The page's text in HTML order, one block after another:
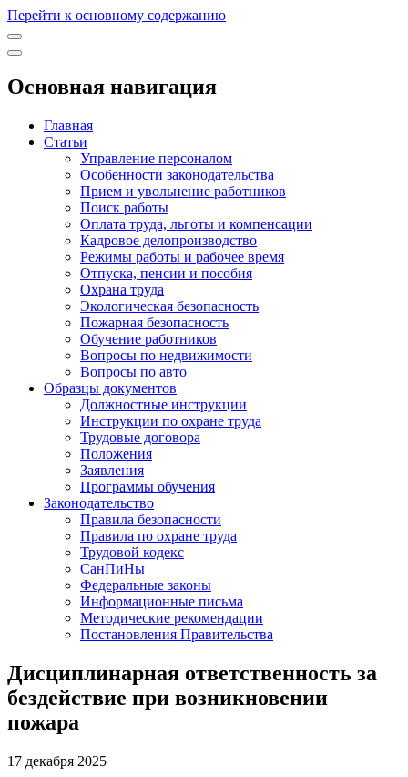
Перейти к основному содержанию
Основная навигация
Главная
Статьи
Управление персоналом
Особенности законодательства
Прием и увольнение работников
Поиск работы
Оплата труда, льготы и компенсации
Кадровое делопроизводство
Режимы работы и рабочее время
Отпуска, пенсии и пособия
Охрана труда
Экологическая безопасность
Пожарная безопасность
Обучение работников
Вопросы по недвижимости
Вопросы по авто
Образцы документов
Должностные инструкции
Инструкции по охране труда
Трудовые договора
Положения
Заявления
Программы обучения
Законодательство
Правила безопасности
Правила по охране труда
Трудовой кодекс
СанПиНы
Федеральные законы
Информационные письма
Методические рекомендации
Постановления Правительства
Дисциплинарная ответственность за
бездействие при возникновении
пожара
17 декабря 2025